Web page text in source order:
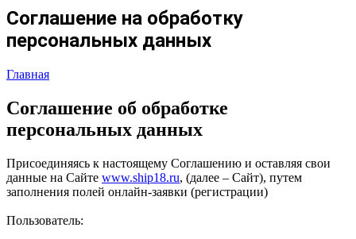
Соглашение на обработку
персональных данных
Главная
Соглашение об обработке
персональных данных
Присоединяясь к настоящему Соглашению и оставляя свои
данные на Сайте www.ship18.ru, (далее – Сайт), путем
заполнения полей онлайн-заявки (регистрации)
Пользователь: